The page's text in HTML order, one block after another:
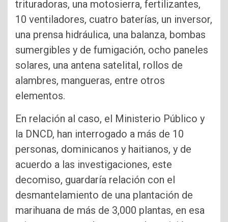
trituradoras, una motosierra, fertilizantes,
10 ventiladores, cuatro baterías, un inversor,
una prensa hidráulica, una balanza, bombas
sumergibles y de fumigación, ocho paneles
solares, una antena satelital, rollos de
alambres, mangueras, entre otros
elementos.
En relación al caso, el Ministerio Público y
la DNCD, han interrogado a más de 10
personas, dominicanos y haitianos, y de
acuerdo a las investigaciones, este
decomiso, guardaría relación con el
desmantelamiento de una plantación de
marihuana de más de 3,000 plantas, en esa